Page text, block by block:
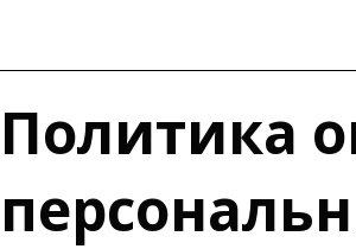
Политика